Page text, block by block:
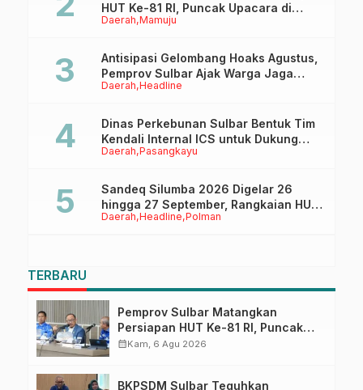
Daerah Mamuju
HUT Ke-81 RI, Puncak Upacara di
Lapangan Ahmad Kirang
Daerah Headline
Antisipasi Gelombang Hoaks Agustus,
Pemprov Sulbar Ajak Warga Jaga
Ruang Digital
Daerah Pasangkayu
Dinas Perkebunan Sulbar Bentuk Tim
Kendali Internal ICS untuk Dukung
Sertifikasi ISPO Pekebun di
Daerah Headline Polman
Sandeq Silumba 2026 Digelar 26
hingga 27 September, Rangkaian HUT
Sulbar
TERBARU
Pemprov Sulbar Matangkan
Persiapan HUT Ke-81 RI, Puncak
Upacara di Lapangan Ahmad
calendar_monthKam, 6 Agu 2026
BKPSDM Sulbar Teguhkan